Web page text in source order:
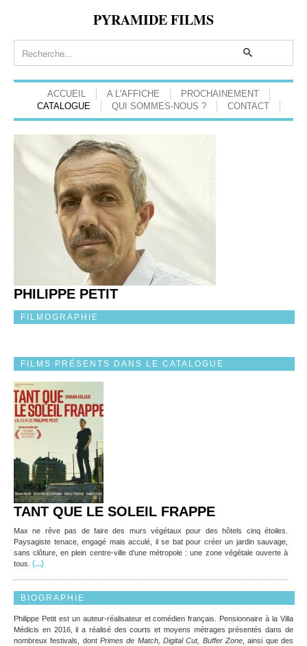
PYRAMIDE FILMS
ACCUEIL A L'AFFICHE
PROCHAINEMENT
CATALOGUE
QUI SOMMES-NOUS ? CONTACT
PHILIPPE PETIT
FILMOGRAPHIE
FILMS PRÉSENTS DANS LE CATALOGUE
TANT QUE LE SOLEIL FRAPPE
Max ne rêve pas de faire des murs végétaux pour des hôtels cinq étoiles.
Paysagiste tenace, engagé mais acculé, il se bat pour créer un jardin sauvage,
sans clôture, en plein centre-ville d'une métropole : une zone végétale ouverte à
tous. (...)
BIOGRAPHIE
Philippe Petit est un auteur-réalisateur et comédien français. Pensionnaire à la Villa
Médicis en 2016, il a réalisé des courts et moyens métrages présentés dans de
nombreux festivals, dont Primes de Match, Digital Cut, Buffer Zone , ainsi que des